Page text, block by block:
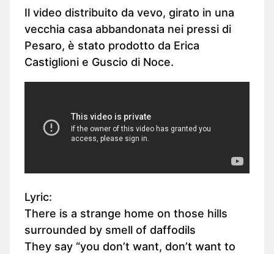
Il video distribuito da vevo, girato in una
vecchia casa abbandonata nei pressi di
Pesaro, è stato prodotto da Erica
Castiglioni e Guscio di Noce.
Lyric:
There is a strange home on those hills
surrounded by smell of daffodils
They say “you don’t want, don’t want to